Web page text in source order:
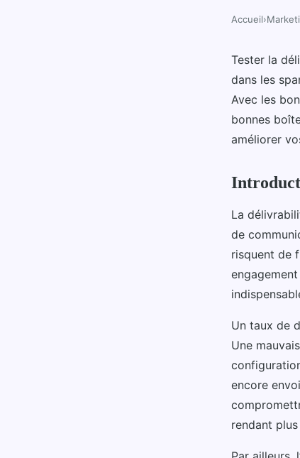
Tester la
Accueil›
Tester la
dans les
Avec les
bonnes
améliorer
La
de
risquent de
Un taux de
Une
encore
rendant